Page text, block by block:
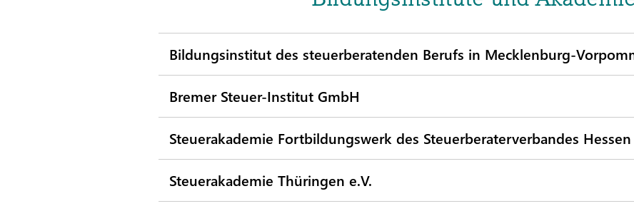
Bildungsinstitut des steuerberatenden Berufs in Mecklenburg-
Bremer Steuer-Institut GmbH
Steuerakademie Fortbildungswerk des Steuerberaterverbandes Hessen
Steuerakademie Thüringen e.V.